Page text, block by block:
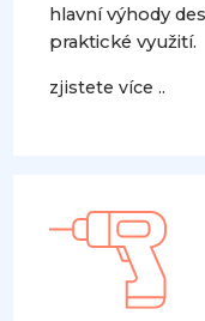
hlavní výhody
praktické využití.
zjistete více ..